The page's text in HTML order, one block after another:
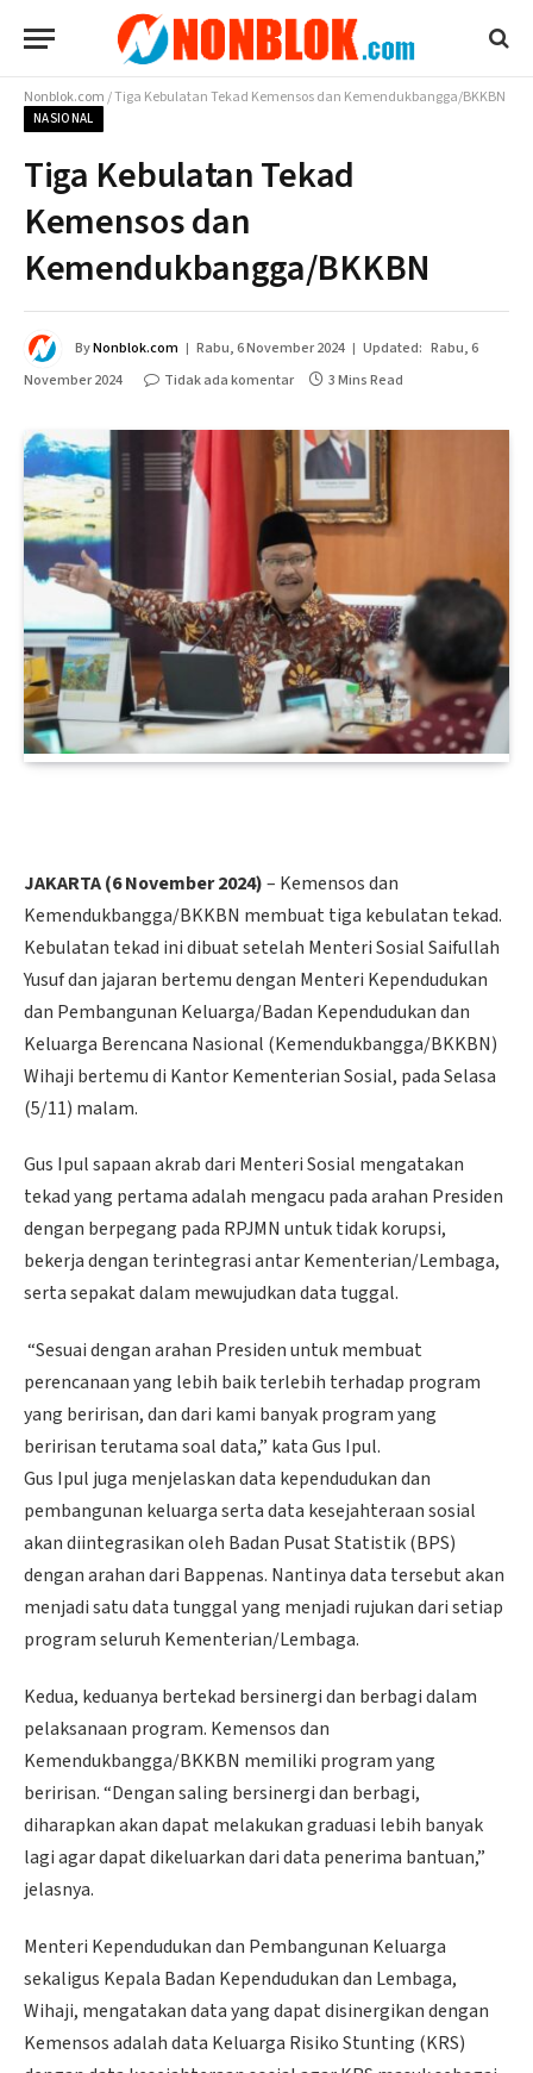
Nonblok.com/Tiga Kebulatan Tekad Kemensos dan Kemendukbangga/BKKBN
NASIONAL
Tiga Kebulatan Tekad
Kemensos dan
Kemendukbangga/BKKBN
ByNonblok.com Rabu, 6 November 2024 Updated: Rabu, 6
November 2024
Tidak ada komentar 3 Mins Read
JAKARTA (6 November 2024)– Kemensos dan
Kemendukbangga/BKKBN membuat tiga kebulatan tekad.
Kebulatan tekad ini dibuat setelah Menteri Sosial Saifullah
Yusuf dan jajaran bertemu dengan Menteri Kependudukan
dan Pembangunan Keluarga/Badan Kependudukan dan
Keluarga Berencana Nasional (Kemendukbangga/BKKBN)
Wihaji bertemu di Kantor Kementerian Sosial, pada Selasa
(5/11) malam.
Gus Ipul sapaan akrab dari Menteri Sosial mengatakan
tekad yang pertama adalah mengacu pada arahan Presiden
dengan berpegang pada RPJMN untuk tidak korupsi,
bekerja dengan terintegrasi antar Kementerian/Lembaga,
serta sepakat dalam mewujudkan data tuggal.
“Sesuai dengan arahan Presiden untuk membuat
perencanaan yang lebih baik terlebih terhadap program
yang beririsan, dan dari kami banyak program yang
beririsan terutama soal data,” kata Gus Ipul.
Gus Ipul juga menjelaskan data kependudukan dan
pembangunan keluarga serta data kesejahteraan sosial
akan diintegrasikan oleh Badan Pusat Statistik (BPS)
dengan arahan dari Bappenas. Nantinya data tersebut akan
menjadi satu data tunggal yang menjadi rujukan dari setiap
program seluruh Kementerian/Lembaga.
Kedua, keduanya bertekad bersinergi dan berbagi dalam
pelaksanaan program. Kemensos dan
Kemendukbangga/BKKBN memiliki program yang
beririsan. “Dengan saling bersinergi dan berbagi,
diharapkan akan dapat melakukan graduasi lebih banyak
lagi agar dapat dikeluarkan dari data penerima bantuan,”
jelasnya.
Menteri Kependudukan dan Pembangunan Keluarga
sekaligus Kepala Badan Kependudukan dan Lembaga,
Wihaji, mengatakan data yang dapat disinergikan dengan
Kemensos adalah data Keluarga Risiko Stunting (KRS)